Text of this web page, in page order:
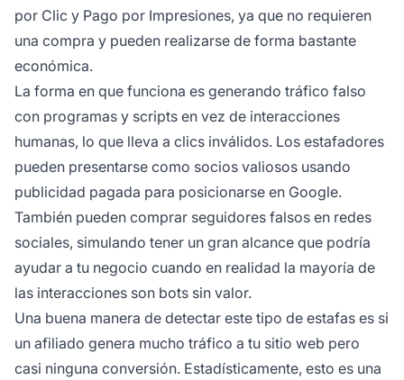
por Clic y Pago por Impresiones, ya que no requieren
una compra y pueden realizarse de forma bastante
económica.
La forma en que funciona es generando tráfico falso
con programas y scripts en vez de interacciones
humanas, lo que lleva a clics inválidos. Los estafadores
pueden presentarse como socios valiosos usando
publicidad pagada para posicionarse en Google.
También pueden comprar seguidores falsos en redes
sociales, simulando tener un gran alcance que podría
ayudar a tu negocio cuando en realidad la mayoría de
las interacciones son bots sin valor.
Una buena manera de detectar este tipo de estafas es si
un afiliado genera mucho tráfico a tu sitio web pero
casi ninguna conversión. Estadísticamente, esto es una